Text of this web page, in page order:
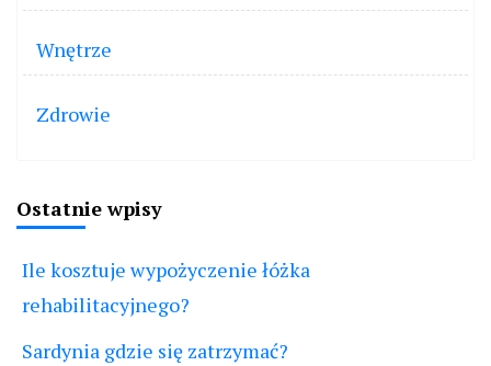
Wnętrze
Zdrowie
Ostatnie wpisy
Ile kosztuje wypożyczenie łóżka
rehabilitacyjnego?
Sardynia gdzie się zatrzymać?